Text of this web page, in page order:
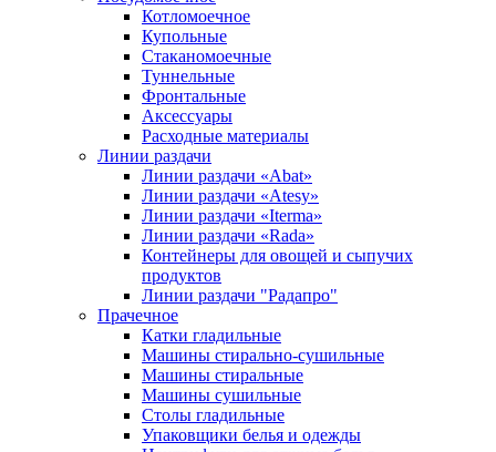
Котломоечное
Купольные
Стаканомоечные
Туннельные
Фронтальные
Аксессуары
Расходные материалы
Линии раздачи
Линии раздачи «Abat»
Линии раздачи «Atesy»
Линии раздачи «Iterma»
Линии раздачи «Rada»
Контейнеры для овощей и сыпучих
продуктов
Линии раздачи "Радапро"
Прачечное
Катки гладильные
Машины стирально-сушильные
Машины стиральные
Машины сушильные
Столы гладильные
Упаковщики белья и одежды